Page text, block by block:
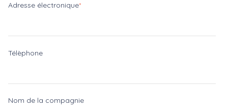
Adresse électronique*
Télèphone
Nom de la compagnie